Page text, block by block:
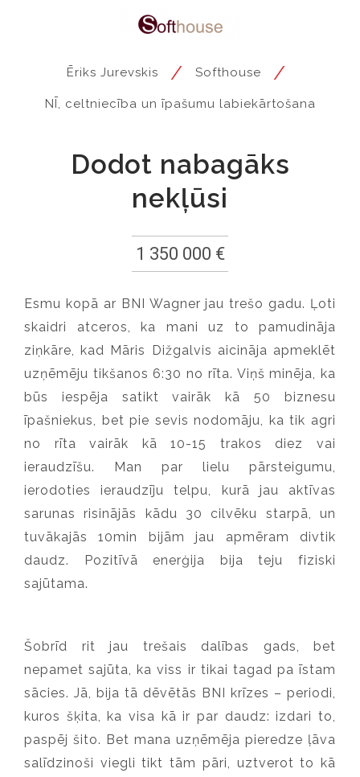
Ēriks Jurevskis / Softhouse /
NĪ, celtniecība un īpašumu labiekārtošana
Dodot nabagāks
nekļūsi
1 350 000 €
Esmu kopā ar BNI Wagner jau trešo gadu. Ļoti
skaidri atceros, ka mani uz to pamudināja
ziņkāre, kad Māris Dižgalvis aicināja apmeklēt
uzņēmēju tikšanos 6:30 no rīta. Viņš minēja, ka
būs iespēja satikt vairāk kā 50 biznesu
īpašniekus, bet pie sevis nodomāju, ka tik agri
no rīta vairāk kā 10-15 trakos diez vai
ieraudzīšu. Man par lielu pārsteigumu,
ierodoties ieraudzīju telpu, kurā jau aktīvas
sarunas risinājās kādu 30 cilvēku starpā, un
tuvākajās 10min bijām jau apmēram divtik
daudz. Pozitīvā enerģija bija teju fiziski
sajūtama.
Šobrīd rit jau trešais dalības gads, bet
nepamet sajūta, ka viss ir tikai tagad pa īstam
sācies. Jā, bija tā dēvētās BNI krīzes – periodi,
kuros šķita, ka visa kā ir par daudz: izdari to,
paspēj šito. Bet mana uzņēmēja pieredze ļāva
salīdzinoši viegli tikt tām pāri, uztverot to kā